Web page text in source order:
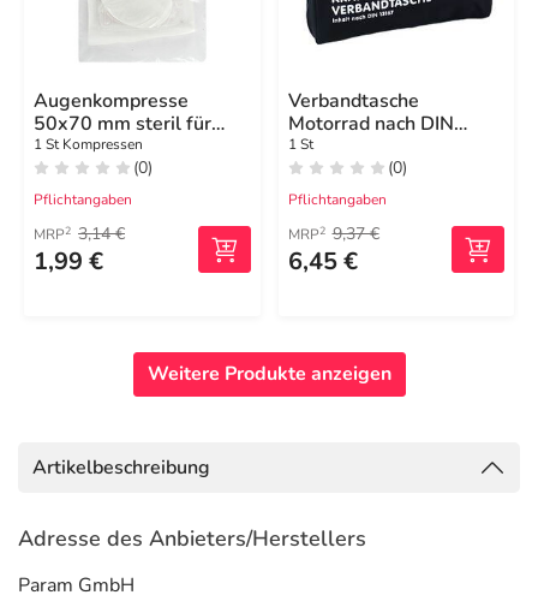
Augenkompresse
50x70 mm steril für
Verbandkasten
1 St Kompressen
(0)
Pflichtangaben
MRP2 3,14 €
1,99 €
Verbandtasche
Motorrad nach DIN
13167
1 St
(0)
Pflichtangaben
MRP2 9,37 €
6,45 €
Weitere Produkte anzeigen
Artikelbeschreibung
Adresse des Anbieters/Herstellers
Param GmbH